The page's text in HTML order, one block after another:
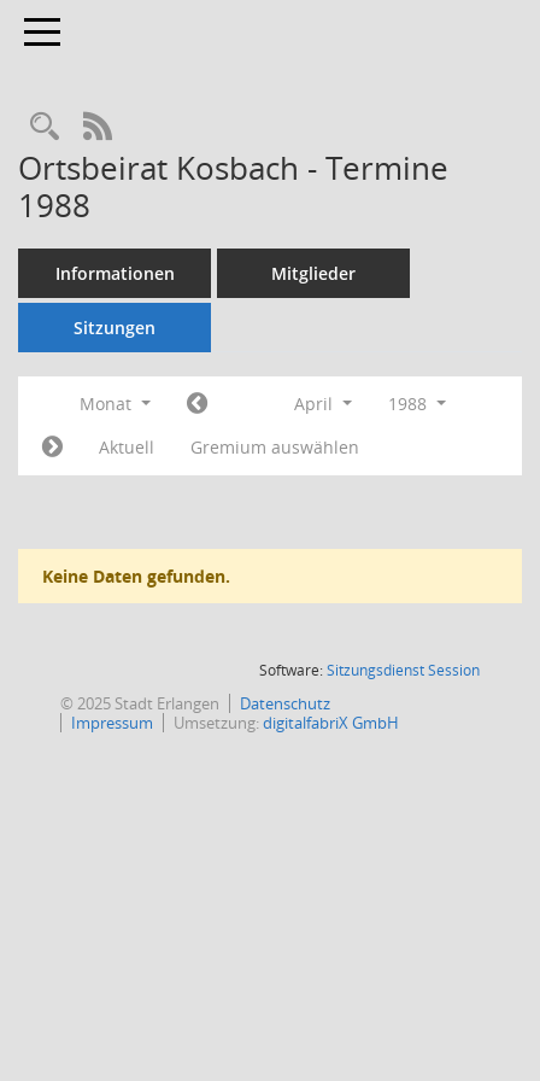
Toggle navigation
Rechercheauswahl
RSS-Feed
Ortsbeirat Kosbach - Termine
1988
Informationen Mitglieder
Sitzungen
Monat April
1988
Aktuell
Gremium auswählen
Keine Daten gefunden.
Software:SitzungsdienstSession(Wird in
© 2025 Stadt Erlangen
Datenschutz
Impressum
Umsetzung:digitalfabriX GmbH